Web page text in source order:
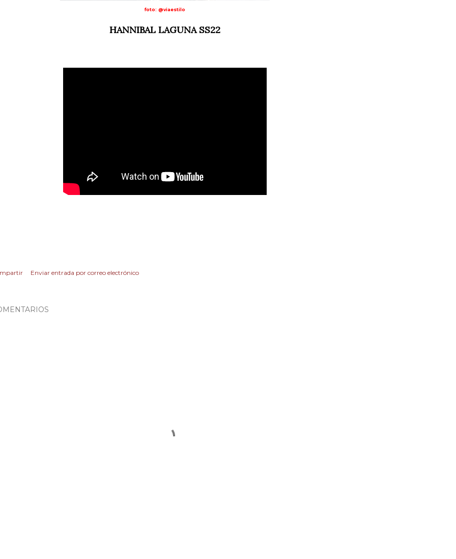
foto: @viaestilo
HANNIBAL LAGUNA SS22
Enviar entrada por correo electrónico